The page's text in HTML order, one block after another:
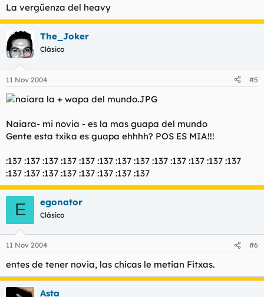
La vergüenza del heavy
The_Joker
Clásico
11 Nov 2004 #5
Naiara- mi novia - es la mas guapa del mundo
Gente esta txika es guapa ehhhh? POS ES MIA!!!
:137 :137 :137 :137 :137 :137 :137 :137 :137 :137 :137 :137 :137
:137 :137 :137 :137 :137 :137 :137 :137
E egonator
Clásico
11 Nov 2004 #6
entes de tener novia, las chicas le metian Fitxas.
Asta